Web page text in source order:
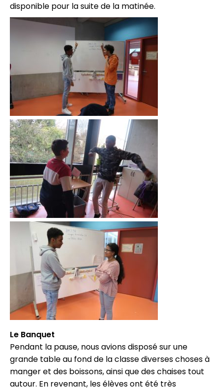
disponible pour la suite de la matinée.
Le Banquet
Pendant la pause, nous avions disposé sur une
grande table au fond de la classe diverses choses à
manger et des boissons, ainsi que des chaises tout
autour. En revenant, les élèves ont été très